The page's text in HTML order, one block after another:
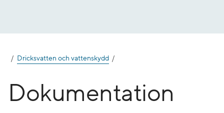
Dricksvatten och vattenskydd
Dokumentation